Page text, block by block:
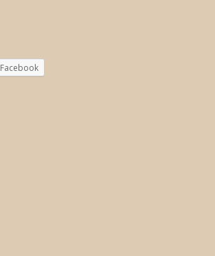
Facebook